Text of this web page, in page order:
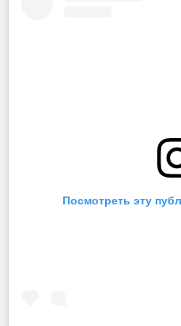
Посмотреть эту